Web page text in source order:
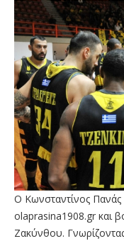
Ο Κωνσταντίνος Πανάς
olaprasina1908.gr και
Ζακύνθου.